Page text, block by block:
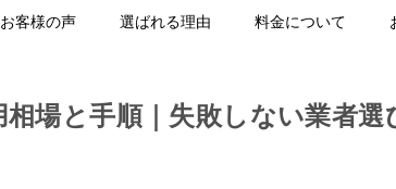
客様の声 選ばれる理由 料金について
場と手順｜失敗しない業者選